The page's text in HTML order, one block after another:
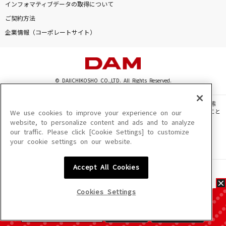
インフォマティブデータの取得について
ご契約方法
企業情報（コーポレートサイト）
© DAIICHIKOSHO CO.,LTD. All Rights Reserved.
このサイトに掲載されている一切の文章・画像・写真・動画・音声等を、手段や形態
を問わず、著作権法の定める範囲を超えて無断で複製、転載、ファイル化などすること
を禁じます。
楽曲及びコンテンツは、機種によりご利用いただけない場合があります。
楽曲及びコンテンツの配信日、配信内容が変更になる場合があります。
We use cookies to improve your experience on our
website, to personalize content and ads and to analyze
our traffic. Please click [Cookie Settings] to customize
your cookie settings on our website.
Accept All Cookies
Cookies Settings